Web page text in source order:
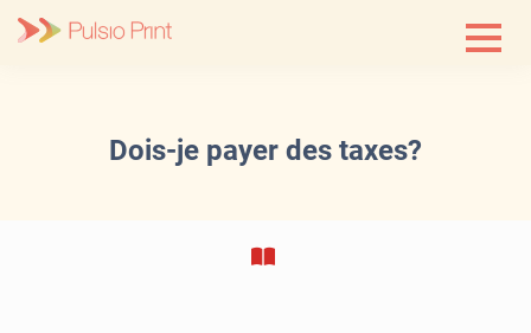
Dois-je payer des taxes?